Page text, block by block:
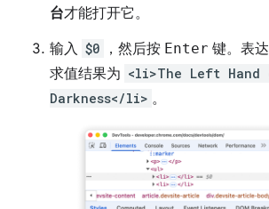
台才能打开它。
输入 $0 ，然后按 Enter 键。表
求值结果为 <li>The Left Hand
Darkness</li> 。